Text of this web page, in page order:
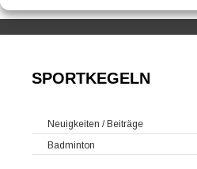
SPORTKEGELN
Neuigkeiten / Beiträge
Badminton